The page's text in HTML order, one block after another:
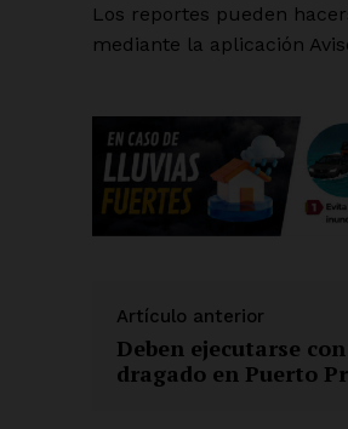
Los reportes pueden
mediante la aplicación
Artículo anterior
Deben ejecutarse
dragado en Puerto